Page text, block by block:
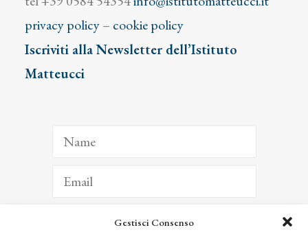
Gestisci Consenso
privacy policy– cookie policy
Iscriviti alla Newsletter dell’Istituto
Matteucci
ISCRIVITI